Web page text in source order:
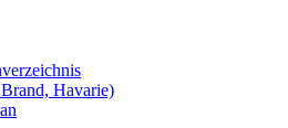
Havarie)